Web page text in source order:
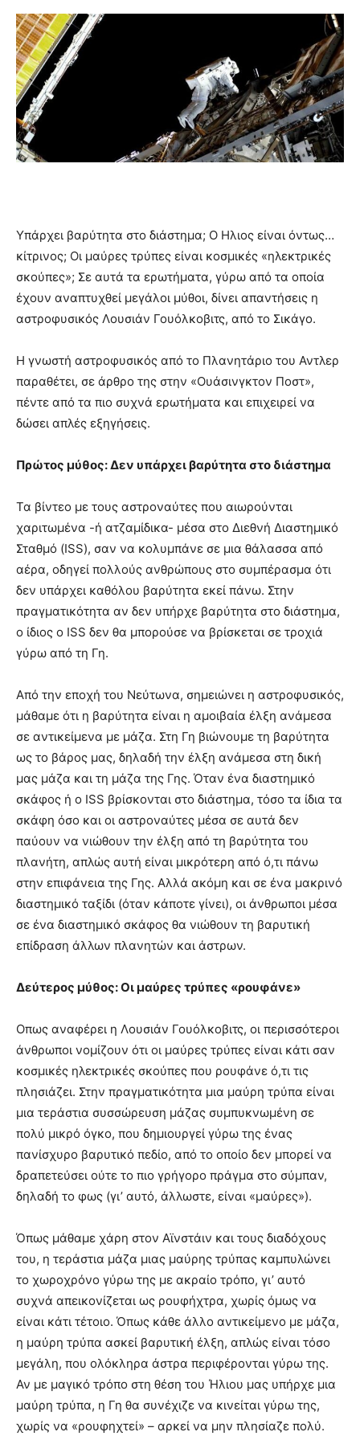
Υπάρχει βαρύτητα στο διάστημα; Ο Ηλιος είναι όντως…
κίτρινος; Οι μαύρες τρύπες είναι κοσμικές «ηλεκτρικές
σκούπες»; Σε αυτά τα ερωτήματα, γύρω από τα οποία
έχουν αναπτυχθεί μεγάλοι μύθοι, δίνει απαντήσεις η
αστροφυσικός Λουσιάν Γουόλκοβιτς, από το Σικάγο.
Η γνωστή αστροφυσικός από το Πλανητάριο του Αντλερ
παραθέτει, σε άρθρο της στην «Ουάσινγκτον Ποστ»,
πέντε από τα πιο συχνά ερωτήματα και επιχειρεί να
δώσει απλές εξηγήσεις.
Πρώτος μύθος: Δεν υπάρχει βαρύτητα στο διάστημα
Τα βίντεο με τους αστροναύτες που αιωρούνται
χαριτωμένα -ή ατζαμίδικα- μέσα στο Διεθνή Διαστημικό
Σταθμό (ISS), σαν να κολυμπάνε σε μια θάλασσα από
αέρα, οδηγεί πολλούς ανθρώπους στο συμπέρασμα ότι
δεν υπάρχει καθόλου βαρύτητα εκεί πάνω. Στην
πραγματικότητα αν δεν υπήρχε βαρύτητα στο διάστημα,
ο ίδιος ο ISS δεν θα μπορούσε να βρίσκεται σε τροχιά
γύρω από τη Γη.
Από την εποχή του Νεύτωνα, σημειώνει η αστροφυσικός,
μάθαμε ότι η βαρύτητα είναι η αμοιβαία έλξη ανάμεσα
σε αντικείμενα με μάζα. Στη Γη βιώνουμε τη βαρύτητα
ως το βάρος μας, δηλαδή την έλξη ανάμεσα στη δική
μας μάζα και τη μάζα της Γης. Όταν ένα διαστημικό
σκάφος ή ο ISS βρίσκονται στο διάστημα, τόσο τα ίδια τα
σκάφη όσο και οι αστροναύτες μέσα σε αυτά δεν
παύουν να νιώθουν την έλξη από τη βαρύτητα του
πλανήτη, απλώς αυτή είναι μικρότερη από ό,τι πάνω
στην επιφάνεια της Γης. Αλλά ακόμη και σε ένα μακρινό
διαστημικό ταξίδι (όταν κάποτε γίνει), οι άνθρωποι μέσα
σε ένα διαστημικό σκάφος θα νιώθουν τη βαρυτική
επίδραση άλλων πλανητών και άστρων.
Δεύτερος μύθος: Οι μαύρες τρύπες «ρουφάνε»
Οπως αναφέρει η Λουσιάν Γουόλκοβιτς, οι περισσότεροι
άνθρωποι νομίζουν ότι οι μαύρες τρύπες είναι κάτι σαν
κοσμικές ηλεκτρικές σκούπες που ρουφάνε ό,τι τις
πλησιάζει. Στην πραγματικότητα μια μαύρη τρύπα είναι
μια τεράστια συσσώρευση μάζας συμπυκνωμένη σε
πολύ μικρό όγκο, που δημιουργεί γύρω της ένας
πανίσχυρο βαρυτικό πεδίο, από το οποίο δεν μπορεί να
δραπετεύσει ούτε το πιο γρήγορο πράγμα στο σύμπαν,
δηλαδή το φως (γι’ αυτό, άλλωστε, είναι «μαύρες»).
Όπως μάθαμε χάρη στον Αϊνστάιν και τους διαδόχους
του, η τεράστια μάζα μιας μαύρης τρύπας καμπυλώνει
το χωροχρόνο γύρω της με ακραίο τρόπο, γι’ αυτό
συχνά απεικονίζεται ως ρουφήχτρα, χωρίς όμως να
είναι κάτι τέτοιο. Όπως κάθε άλλο αντικείμενο με μάζα,
η μαύρη τρύπα ασκεί βαρυτική έλξη, απλώς είναι τόσο
μεγάλη, που ολόκληρα άστρα περιφέρονται γύρω της.
Αν με μαγικό τρόπο στη θέση του Ήλιου μας υπήρχε μια
μαύρη τρύπα, η Γη θα συνέχιζε να κινείται γύρω της,
χωρίς να «ρουφηχτεί» – αρκεί να μην πλησίαζε πολύ.